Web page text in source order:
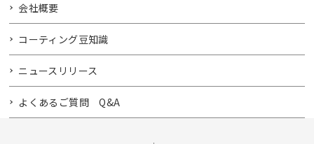
会社概要
コーティング豆知識
ニュースリリース
よくあるご質問 Q&A